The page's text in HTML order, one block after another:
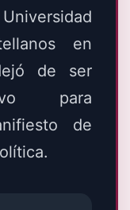
en
de ser
para
de